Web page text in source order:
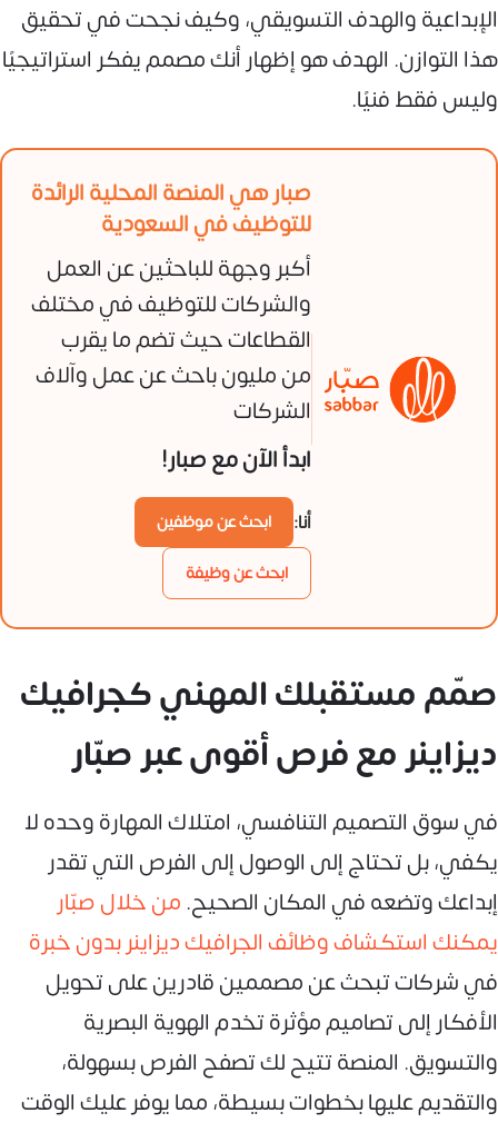
الإبداعية والهدف التسويقي، وكيف نجحت في تحقيق
هذا التوازن. الهدف هو إظهار أنك مصمم يفكر استراتيجيًا
وليس فقط فنيًا.
صبار هي المنصة المحلية الرائدة
للتوظيف في السعودية
أكبر وجهة للباحثين عن العمل
والشركات للتوظيف في مختلف
القطاعات حيث تضم ما يقرب
من مليون باحث عن عمل وآلاف
الشركات
ابدأ الآن مع صبار!
أنا:
ابحث عن موظفين
ابحث عن وظيفة
صمّم مستقبلك المهني كجرافيك
ديزاينر مع فرص أقوى عبر صبّار
في سوق التصميم التنافسي، امتلاك المهارة وحده لا
يكفي، بل تحتاج إلى الوصول إلى الفرص التي تقدر
إبداعك وتضعه في المكان الصحيح. من خلال صبّار
يمكنك استكشاف وظائف الجرافيك ديزاينر بدون خبرة
في شركات تبحث عن مصممين قادرين على تحويل
الأفكار إلى تصاميم مؤثرة تخدم الهوية البصرية
والتسويق. المنصة تتيح لك تصفح الفرص بسهولة،
والتقديم عليها بخطوات بسيطة، مما يوفر عليك الوقت